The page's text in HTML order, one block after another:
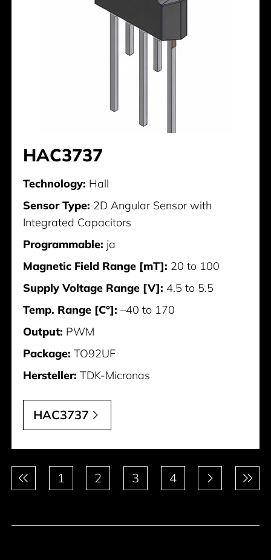
HAC3737
Technology: Hall
Sensor Type: 2D Angular Sensor with
Integrated Capacitors
Programmable: ja
Magnetic Field Range [mT]: 20 to 100
Supply Voltage Range [V]: 4.5 to 5.5
Temp. Range [C°]: –40 to 170
Output: PWM
Package: TO92UF
Hersteller: TDK-Micronas
HAC3737
Paginierung1 2 3 4